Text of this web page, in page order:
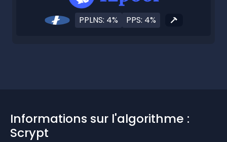
PPLNS: 4% PPS: 4%
Informations sur l'algorithme :
Scrypt